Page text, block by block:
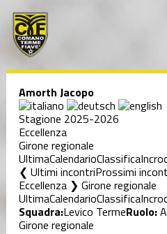
Amorth Jacopo
Stagione 2025-2026
Eccellenza
Girone regionale
UltimaCalendarioClassifica
❮ Ultimi incontriProssimi
Eccellenza ❯ Girone regionale
UltimaCalendarioClassifica
Squadra:Levico TermeRuolo:
Girone regionale